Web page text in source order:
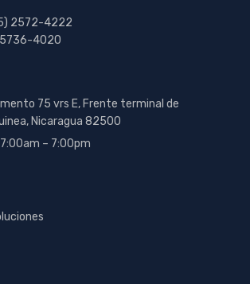
2572-4222
4020
75 vrs E, Frente terminal de
Nicaragua 82500
– 7:00pm